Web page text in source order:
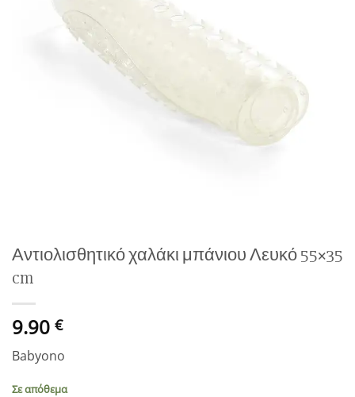
Αντιολισθητικό χαλάκι μπάνιου Λευκό 55×35
cm
9.90 €
Babyono
Σε απόθεμα